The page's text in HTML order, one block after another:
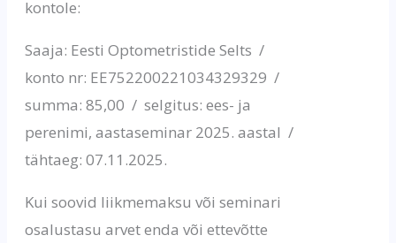
kontole:
Saaja: Eesti Optometristide Selts /
konto nr: EE752200221034329329 /
summa: 85,00 / selgitus: ees- ja
perenimi, aastaseminar 2025. aastal /
tähtaeg: 07.11.2025.
Kui soovid liikmemaksu või seminari
osalustasu arvet enda või ettevõtte